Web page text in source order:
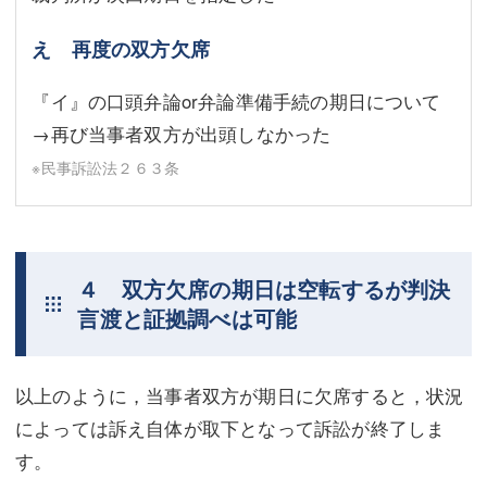
え 再度の双方欠席
『イ』の口頭弁論or弁論準備手続の期日について
→再び当事者双方が出頭しなかった
※民事訴訟法２６３条
４ 双方欠席の期日は空転するが判決
言渡と証拠調べは可能
以上のように，当事者双方が期日に欠席すると，状況
によっては訴え自体が取下となって訴訟が終了しま
す。